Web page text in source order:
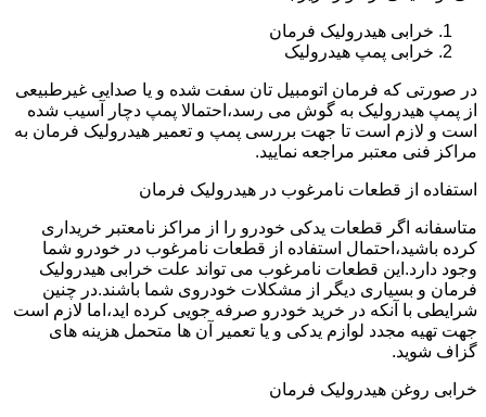
خرابی هیدرولیک فرمان
خرابی پمپ هیدرولیک
در صورتی که فرمان اتومبیل تان سفت شده و یا صدایی غیرطبیعی
از پمپ هیدرولیک به گوش می رسد،احتمالا پمپ دچار آسیب شده
است و لازم است تا جهت بررسی پمپ و تعمیر هیدرولیک فرمان به
مراکز فنی معتبر مراجعه نمایید.
استفاده از قطعات نامرغوب در هیدرولیک فرمان
متاسفانه اگر قطعات یدکی خودرو را از مراکز نامعتبر خریداری
کرده باشید،احتمال استفاده از قطعات نامرغوب در خودرو شما
وجود دارد.این قطعات نامرغوب می تواند علت خرابی هیدرولیک
فرمان و بسیاری دیگر از مشکلات خودروی شما باشند.در چنین
شرایطی با آنکه در خرید خودرو صرفه جویی کرده اید،اما لازم است
جهت تهیه مجدد لوازم یدکی و یا تعمیر آن ها متحمل هزینه های
گزاف شوید.
خرابی روغن هیدرولیک فرمان